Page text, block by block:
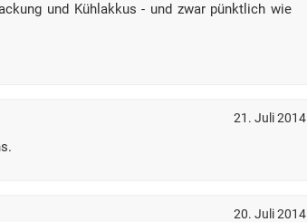
und Kühlakkus - und zwar pünktlich wie
21. Juli 2014
20. Juli 2014